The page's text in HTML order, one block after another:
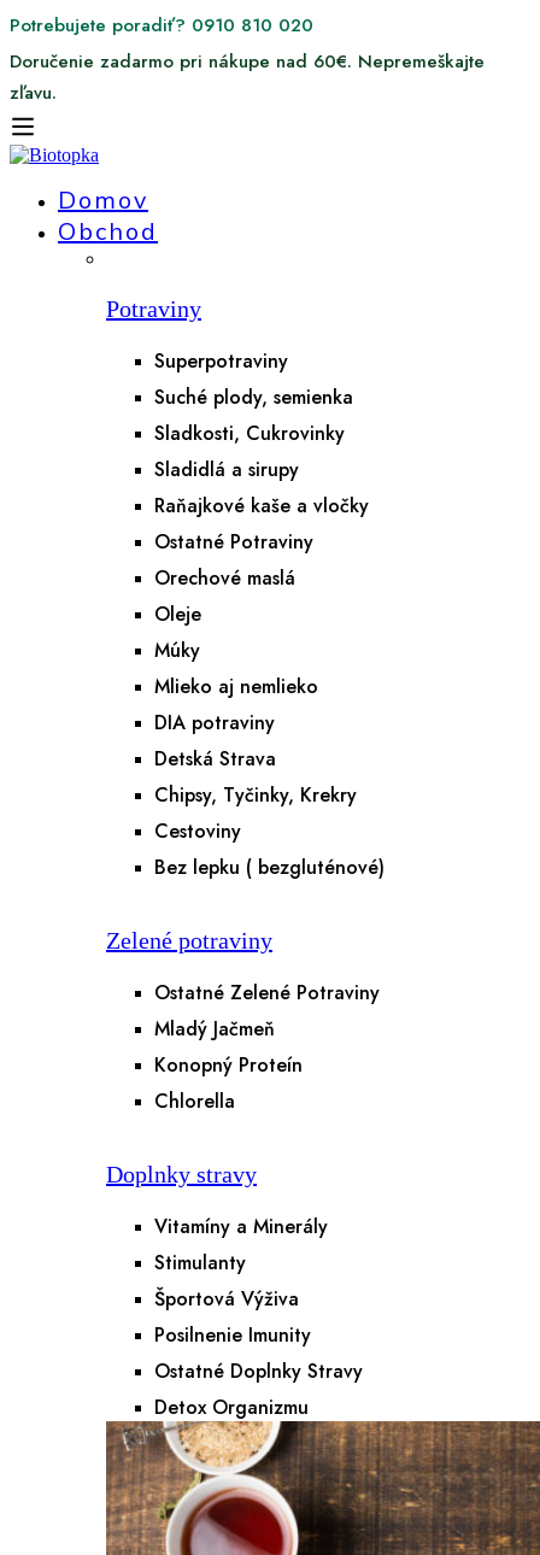
Potrebujete poradiť? 0910 810 020
Doručenie zadarmo pri nákupe nad 60€. Nepremeškajte
zľavu.
Domov
Obchod
Potraviny
Superpotraviny
Suché plody, semienka
Sladkosti, Cukrovinky
Sladidlá a sirupy
Raňajkové kaše a vločky
Ostatné Potraviny
Orechové maslá
Oleje
Múky
Mlieko aj nemlieko
DIA potraviny
Detská Strava
Chipsy, Tyčinky, Krekry
Cestoviny
Bez lepku ( bezgluténové)
Zelené potraviny
Ostatné Zelené Potraviny
Mladý Jačmeň
Konopný Proteín
Chlorella
Doplnky stravy
Vitamíny a Minerály
Stimulanty
Športová Výživa
Posilnenie Imunity
Ostatné Doplnky Stravy
Detox Organizmu